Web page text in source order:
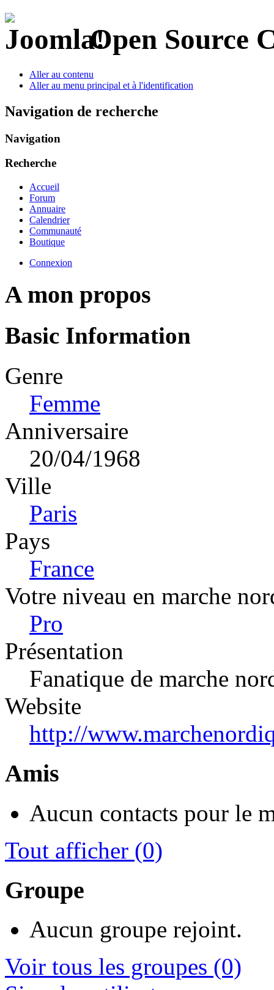
Open Source
Aller au contenu
Aller au menu principal et à l'identification
Navigation de recherche
Navigation
Recherche
Accueil
Forum
Annuaire
Calendrier
Communauté
Boutique
Connexion
A mon propos
Basic Information
Genre
Femme
Anniversaire
20/04/1968
Ville
Paris
Pays
France
Votre niveau en marche
Pro
Présentation
Fanatique de marche
Website
http://
Amis
Aucun contacts pour le
Tout afficher (0)
Groupe
Aucun groupe rejoint.
Voir tous les groupes (0)